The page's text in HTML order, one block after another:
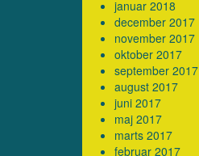
januar 2018
december 2017
november 2017
oktober 2017
september 2017
august 2017
juni 2017
maj 2017
marts 2017
februar 2017